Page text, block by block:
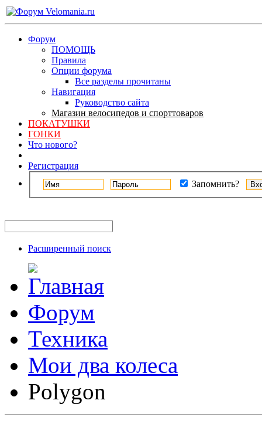
Форум
ПОМОЩЬ
Правила
Опции форума
Все разделы прочитаны
Навигация
Руководство сайта
Магазин велосипедов и спорттоваров
ПОКАТУШКИ
ГОНКИ
Что нового?
Регистрация
Запомнить?
Расширенный поиск
Форум
Техника
Мои два колеса
Polygon